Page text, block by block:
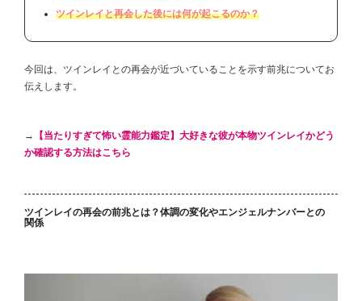
ツインレイと再会した後には何が起こるのか？
今回は、ツインレイとの再会が近づいていることを示す前兆についてお
伝えします。
→
【当たりすぎて怖い霊能力鑑定】大好きな彼が本物ツインレイかどう
か確認する方法はこちら
ツインレイの再会の前兆とは？体調の変化やエンジェルナンバーとの
関係